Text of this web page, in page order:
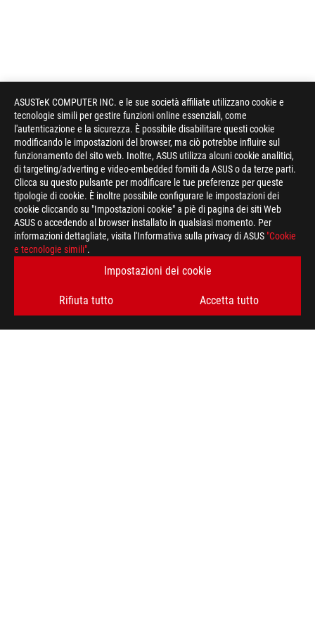
ASUSTeK COMPUTER INC. e le sue società affiliate utilizzano cookie e
tecnologie simili per gestire funzioni online essenziali, come
l'autenticazione e la sicurezza. È possibile disabilitare questi cookie
modificando le impostazioni del browser, ma ciò potrebbe influire sul
funzionamento del sito web. Inoltre, ASUS utilizza alcuni cookie analitici,
di targeting/adverting e video-embedded forniti da ASUS o da terze parti.
Clicca su questo pulsante per modificare le tue preferenze per queste
tipologie di cookie. È inoltre possibile configurare le impostazioni dei
cookie cliccando su "Impostazioni cookie" a piè di pagina dei siti Web
ASUS o accedendo al browser installato in qualsiasi momento. Per
informazioni dettagliate, visita l'Informativa sulla privacy di ASUS "Cookie
e tecnologie simili".
Impostazioni dei cookie
Rifiuta tutto Accetta tutto